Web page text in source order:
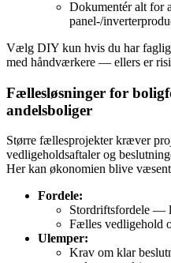
Dokumentér alt for
panel‑/
Vælg DIY kun hvis du har
med håndværkere — ellers er
Fællesløsninger for
andelsboliger
Større fællesprojekter kræver
vedligeholdsaftaler og
Her kan økonomien blive
Fordele:
Stordriftsfordele —
Fælles vedligehold
Ulemper:
Krav om klar